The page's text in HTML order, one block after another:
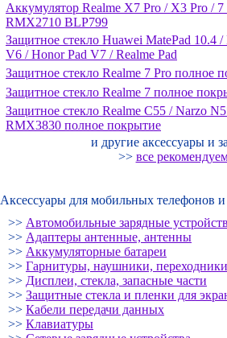
Аккумулятор Realme X7 Pro /X3 Pro /7
RMX2710 BLP799
Защитное стекло Huawei MatePad 10.4 /
V6 /Honor Pad V7 /Realme Pad
Защитное стекло Realme 7 Pro полное
Защитное стекло Realme 7 полное
Защитное стекло Realme C55 /Narzo
RMX3830 полное покрытие
и другие аксессуары и
>> все
Аксессуары для мобильных телефонов
>> Автомобильные зарядные
>> Адаптеры антенные, антенны
>> Аккумуляторные батареи
>> Гарнитуры, наушники, переходники
>> Дисплеи, стекла, запасные части
>> Защитные стекла и пленки для
>> Кабели передачи данных
>> Клавиатуры